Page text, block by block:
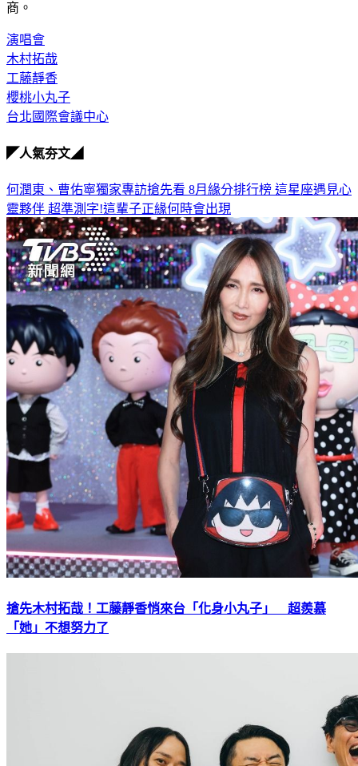
商。
演唱會
木村拓哉
工藤靜香
櫻桃小丸子
台北國際會議中心
◤人氣夯文◢
何潤東、曹佑寧獨家專訪搶先看 8月緣分排行榜 這星座遇見心
靈夥伴 超準測字!這輩子正緣何時會出現
搶先木村拓哉！工藤靜香悄來台「化身小丸子」 超羨慕
「她」不想努力了